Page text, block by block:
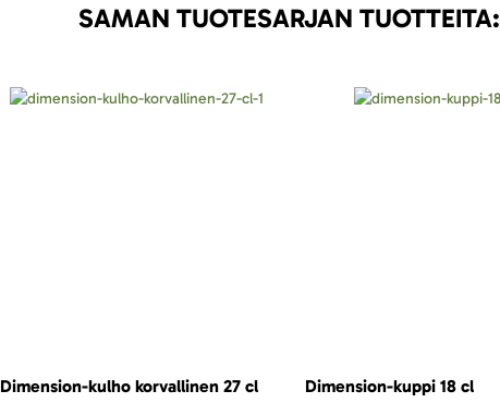
SAMAN TUOTESARJAN TUOTTEITA:
Dimension-kulho korvallinen 27 cl Dimension-kuppi 18 cl